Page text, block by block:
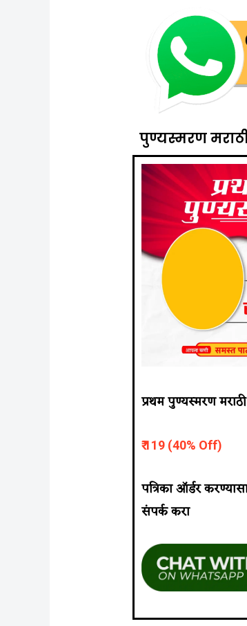
पुण्यस्मरण
प्रथम पुण्यस्मरण
₹ 119 (40% Off)
पत्रिका ऑर्डर
संपर्क करा